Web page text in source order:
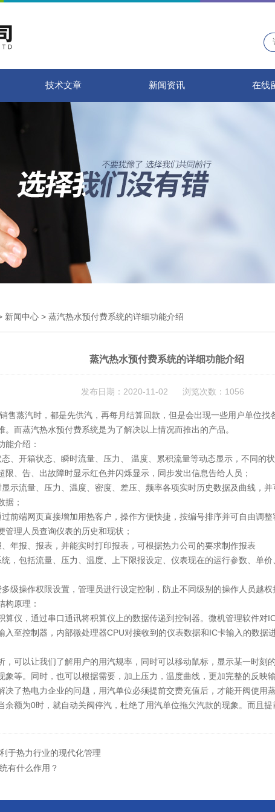
技术文章 新闻资讯 在线
新闻中心 > 蒸汽热水预付费系统的详细功能介绍
蒸汽热水预付费系统的详细功能介绍
发布日期：2020-11-02 浏览次数：1056
蒸汽时，都是先供汽，再每月结算回款，但是会出现一些用户单位找
。而蒸汽热水预付费系统是为了解决以上情况而推出的产品。
能介绍：
开箱状态、瞬时流量、压力、 温度、累积流量等动态显示，不同的
限、告、出故障时显示红色并闪烁显示，同步发出信息告给人员；
流量、压力、温度、密度、差压、频率各项实时历史数据及曲线，并
据；
端网页直接增加用热客户，操作方便快捷，按编号排序并可自由调整
管理人员查询仪表的历史和现状；
报、报表，并能实时打印报表，可根据热力公司的要求制作报表
包括流量、压力、温度、上下限报设定、仪表现在的运行参数、单价
操作权限设置，管理员进行设定控制，防止不同级别的操作人员越权
原理：
仪，通过串口通讯将积算仪上的数据传递到控制器。微机管理软件对
入至控制器，内部微处理器CPU对接收到的仪表数据和IC卡输入的数据
可以让我们了解用户的用汽规率，同时可以移动鼠标，显示某一时刻
象等。同时，也可以根据需要，加上压力，温度曲线，更加完整的反映
了热电力企业的问题，用汽单位必须提前交费充值后，才能开阀使用
余额为0时，就自动关阀停汽，杜绝了用汽单位拖欠汽款的现象。而且
于热力行业的现代化管理
有什么作用？